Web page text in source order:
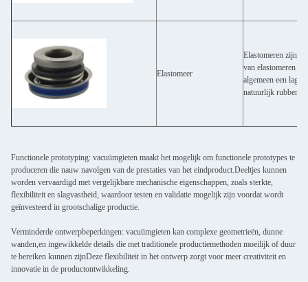
Elastomeer
Elastomeren zijn
van elastomeren
algemeen een lage
natuurlijk rubber,
Functionele prototyping: vacuümgieten maakt het mogelijk om functionele prototypes te
produceren die nauw navolgen van de prestaties van het eindproduct.Deeltjes kunnen
worden vervaardigd met vergelijkbare mechanische eigenschappen, zoals sterkte,
flexibiliteit en slagvastheid, waardoor testen en validatie mogelijk zijn voordat wordt
geïnvesteerd in grootschalige productie.
Verminderde ontwerpbeperkingen: vacuümgieten kan complexe geometrieën, dunne
wanden,en ingewikkelde details die met traditionele productiemethoden moeilijk of duur
te bereiken kunnen zijnDeze flexibiliteit in het ontwerp zorgt voor meer creativiteit en
innovatie in de productontwikkeling.